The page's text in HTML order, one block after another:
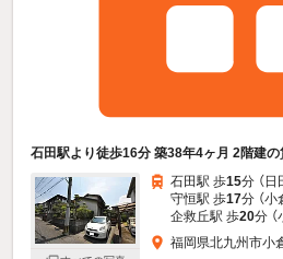
石田駅より徒歩16分 築38年4ヶ月 2階建の
石田駅 歩15分 （日
守恒駅 歩17分 （小
企救丘駅 歩20分 （
福岡県北九州市小